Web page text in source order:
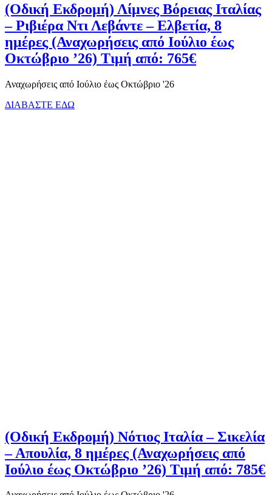
(Οδική Εκδρομή) Λίμνες Βόρειας Ιταλίας
– Ριβιέρα Ντι Λεβάντε – Ελβετία, 8
ημέρες (Αναχωρήσεις από Ιούλιο έως
Οκτώβριο ’26) Τιμή από: 765€
Αναχωρήσεις από Ιούλιο έως Οκτώβριο '26
ΔΙΑΒΑΣΤΕ ΕΔΩ
(Οδική Εκδρομή) Νότιος Ιταλία – Σικελία
– Απουλία, 8 ημέρες (Αναχωρήσεις από
Ιούλιο έως Οκτώβριο ’26) Τιμή από: 785€